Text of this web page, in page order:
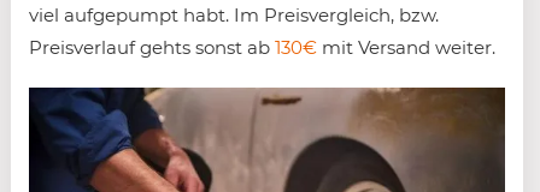
viel aufgepumpt habt. Im Preisvergleich, bzw.
Preisverlauf gehts sonst ab 130€ mit Versand weiter.